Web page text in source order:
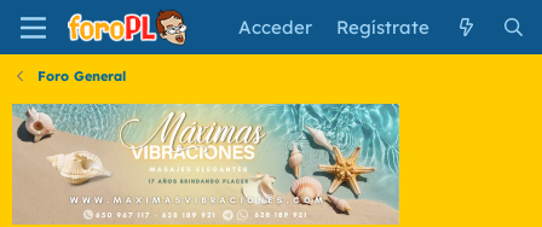
Acceder Regístrate
Foro General